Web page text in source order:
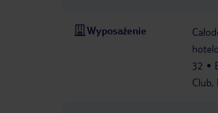
Wyposażenie
32
Club,